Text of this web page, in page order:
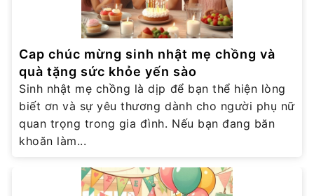
Cap chúc mừng sinh nhật mẹ chồng và
quà tặng sức khỏe yến sào
Sinh nhật mẹ chồng là dịp để bạn thể hiện lòng
biết ơn và sự yêu thương dành cho người phụ nữ
quan trọng trong gia đình. Nếu bạn đang băn
khoăn làm...